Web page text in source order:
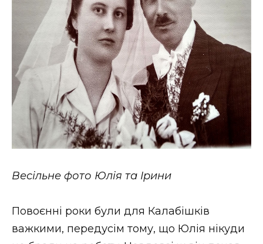
Весільне фото Юлія та Ірини
Повоєнні роки були для Калабішків
важкими, передусім тому, що Юлія нікуди